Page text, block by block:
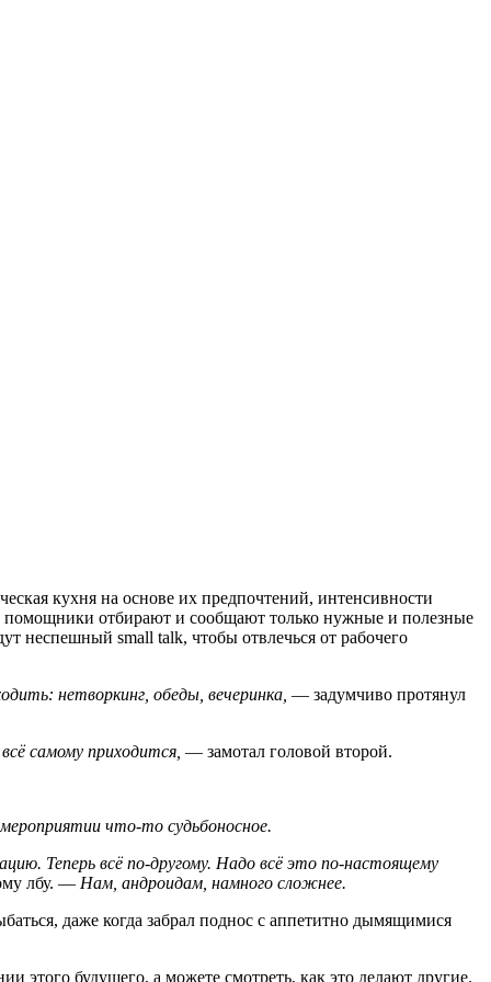
кухня на основе их предпочтений, интенсивности
помощники отбирают и сообщают только нужные и полезные
неспешный small talk, чтобы отвлечься от рабочего
нетворкинг, обеды, вечеринка, — задумчиво протянул
самому приходится, — замотал головой второй.
что-то судьбоносное.
Теперь всё по-другому. Надо всё это по-настоящему
лбу. — Нам, андроидам, намного сложнее.
даже когда забрал поднос с аппетитно дымящимися
этого будущего, а можете смотреть, как это делают другие.